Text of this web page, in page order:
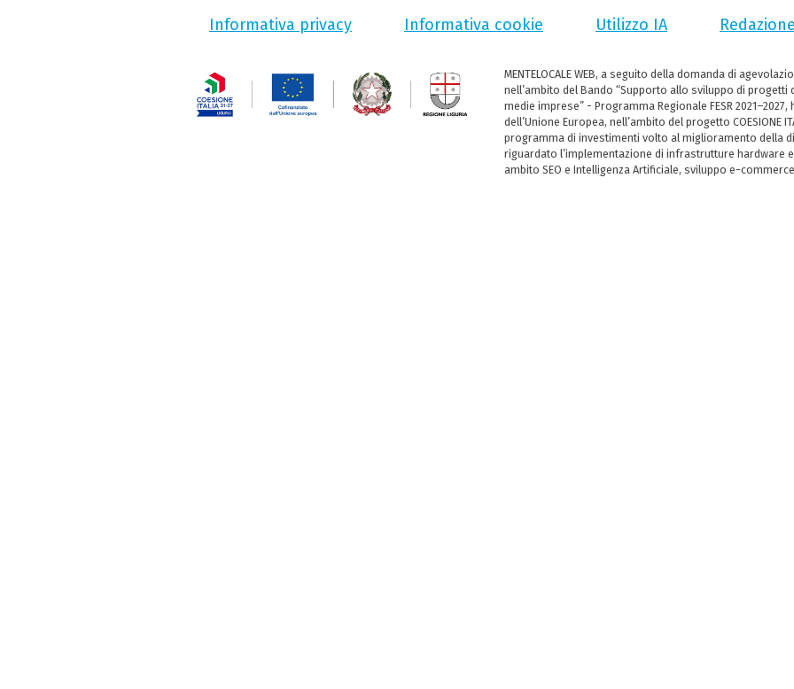
Informativa privacy Informativa cookie Utilizzo IA
MENTELOCALE WEB, a seguito della domanda di
nell’ambito del Bando “Supporto allo sviluppo di
medie imprese” - Programma Regionale FESR
dell’Unione Europea, nell’ambito del progetto COESIONE
programma di investimenti volto al miglioramento della
riguardato l’implementazione di infrastrutture hardware
ambito SEO e Intelligenza Artificiale, sviluppo e-